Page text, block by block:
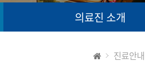
의료진 소개
진료안내